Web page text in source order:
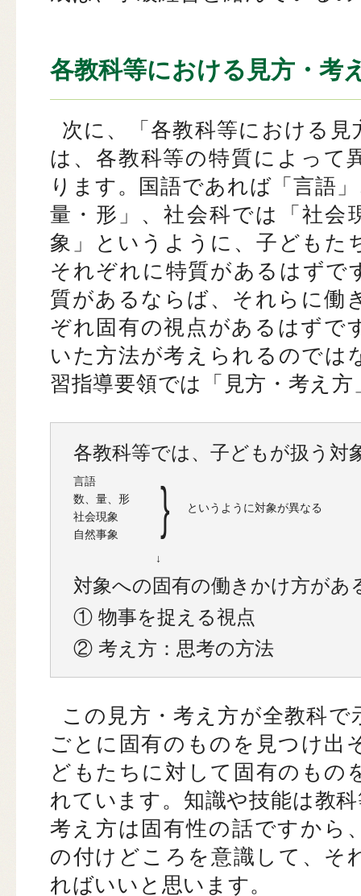
各教科等における見方・考
次に、「各教科等における
は、各教科等の特質によって
ります。国語であれば「言語
量・形」、社会科では「社会
象」というように、子どもた
それぞれに特質があるはずで
質があるならば、それらに働
ぞれ固有の視点があるはずで
いた方法が考えられるのでは
習指導要領では「見方・考え
各教科等では、子どもが扱う対
言語
数、量、形
社会現象
自然事象
} というように対象が異なる
↓
対象への固有の働きかけ方があ
① 物事を捉える視点
② 考え方：思考の方法
この見方・考え方が全教科
ごとに固有のものを見つけ出
どもたちに対して固有のもの
れています。知識や技能は教
考え方は固有性の話ですから
の付けどころを意識して、そ
ればいいと思います。